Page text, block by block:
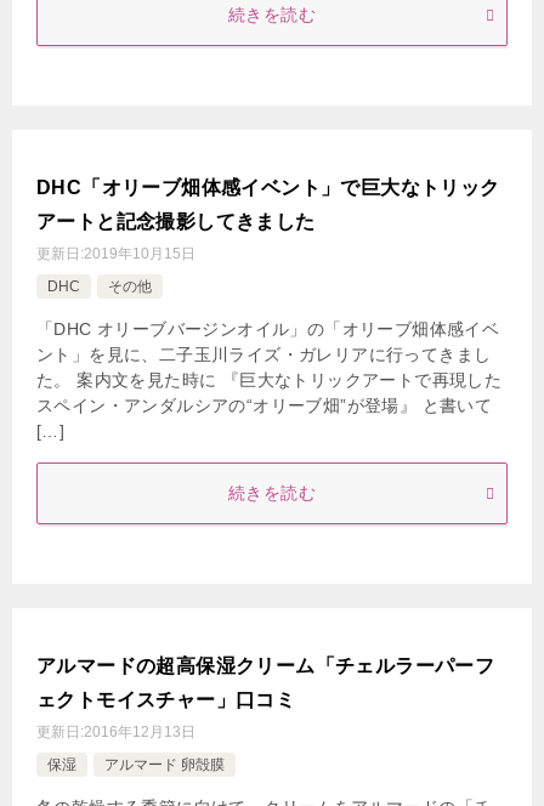
続きを読む
DHC「オリーブ畑体感イベント」で巨大なトリック
アートと記念撮影してきました
更新日:2019年10月15日
DHC
その他
「DHC オリーブバージンオイル」の「オリーブ畑体感イベ
ント」を見に、二子玉川ライズ・ガレリアに行ってきまし
た。 案内文を見た時に 『巨大なトリックアートで再現した
スペイン・アンダルシアの“オリーブ畑”が登場』 と書いて
[…]
続きを読む
アルマードの超高保湿クリーム「チェルラーパーフ
ェクトモイスチャー」口コミ
更新日:2016年12月13日
保湿
アルマード 卵殻膜